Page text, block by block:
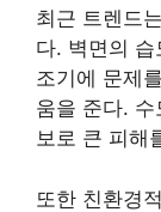
최근 트렌드
다. 벽면의
조기에 문제
움을 준다.
보로 큰 피해
또한 친환경